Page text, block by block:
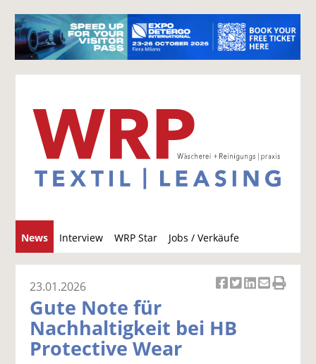
News Interview WRP Star Jobs / Verkäufe
u
c
k k
23.01.2026
Gute Note für
Nachhaltigkeit bei HB
Protective Wear